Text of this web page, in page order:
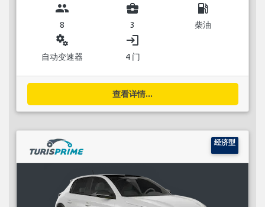
group
8
business_center
3
local_gas_station
柴油
miscellaneous_services
自动变速器
login
4 门
查看详情...
经济型